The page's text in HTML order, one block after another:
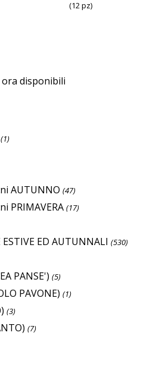
(12 pz)
disponibili
(1)
AUTUNNO (47)
PRIMAVERA (17)
ED AUTUNNALI (530)
PANSE') (5)
PAVONE) (1)
(3)
(7)